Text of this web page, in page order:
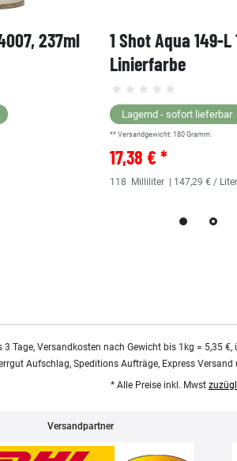
237ml
1 Shot Aqua 149-L
Linierfarbe
Lagernd - sofort lieferbar
** Versandgewicht: 180 Gramm.
17,38 € *
118 Milliliter | 147,29 € / Liter
Tage, Versandkosten nach Gewicht bis 1kg = 5,35
Aufschlag, Speditions Aufträge, Express
* Alle Preise inkl. Mwst
Versandpartner